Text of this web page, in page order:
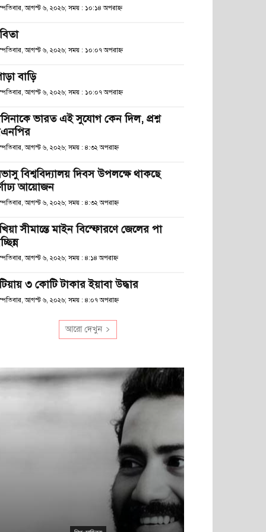
আগস্ট ৬, ২০২৬; সময় : ১০:১৪ অপরাহ্ণ
আগস্ট ৬, ২০২৬; সময় : ১০:০৭ অপরাহ্ণ
বাড়ি
আগস্ট ৬, ২০২৬; সময় : ১০:০৭ অপরাহ্ণ
ভারত এই সুযোগ কেন দিল, প্রশ্ন
আগস্ট ৬, ২০২৬; সময় : ৪:৩২ অপরাহ্ণ
বিশ্ববিদ্যালয় দিবস উপলক্ষে থাকছে
আয়োজন
আগস্ট ৬, ২০২৬; সময় : ৪:৩২ অপরাহ্ণ
সীমান্তে মাইন বিস্ফোরণে জেলের পা
আগস্ট ৬, ২০২৬; সময় : ৪:১৪ অপরাহ্ণ
৩ কোটি টাকার ইয়াবা উদ্ধার
আগস্ট ৬, ২০২৬; সময় : ৪:০৭ অপরাহ্ণ
আরো দেখুন